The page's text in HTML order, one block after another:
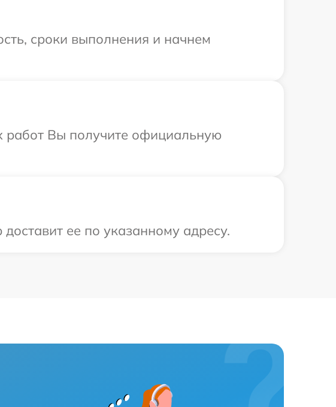
сроки выполнения и начнем
работ Вы получите официальную
ее по указанному адресу.